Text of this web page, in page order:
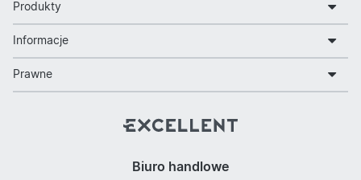
Produkty
Informacje
Prawne
Biuro handlowe